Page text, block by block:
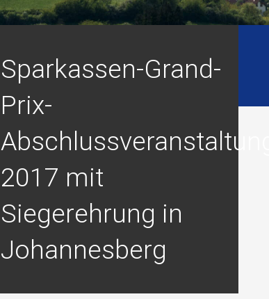
Sparkassen-Grand-
Prix-
Abschlussveranstaltung-
2017 mit
Siegerehrung in
Johannesberg